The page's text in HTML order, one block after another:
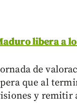
libera a
de
que al
y remitir